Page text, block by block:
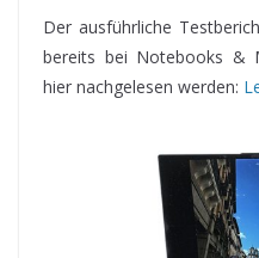
Der ausführliche
bereits bei Notebooks &
hier nachgelesen werden: